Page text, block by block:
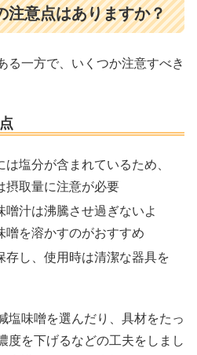
注意点はありますか？
る一方で、いくつか注意すべき
は塩分が含まれているため、
摂取量に注意が必要
噌汁は沸騰させ過ぎないよ
噌を溶かすのがおすすめ
存し、使用時は清潔な器具を
塩味噌を選んだり、具材をたっ
度を下げるなどの工夫をしまし